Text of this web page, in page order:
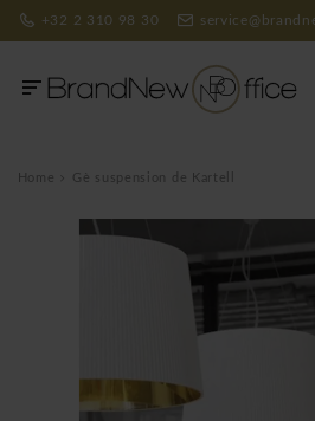
+32 2 310 98 30
Home Gè suspension de Kartell